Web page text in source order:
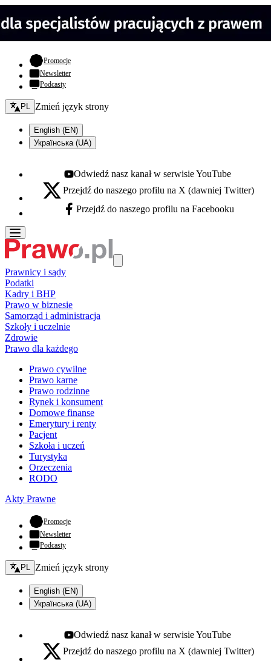
Promocje- otwiera się w nowej karcie
Newsletter
Podcasty
Zmień język - bieżący:
PL Zmień język strony
English (EN)
Українська (UA)
Youtube - otwiera się w nowej karcie
Odwiedź nasz kanał w serwisie YouTube
X - otwiera się w nowej karcie
Przejdź do naszego profilu na X (dawniej Twitter)
Facebook - otwiera się w nowej karcie
Przejdź do naszego profilu na Facebooku
Prawnicy i sądy
Podatki
Kadry i BHP
Prawo w biznesie
Samorząd i administracja
Szkoły i uczelnie
Zdrowie
Prawo dla każdego
Prawo cywilne
Prawo karne
Prawo rodzinne
Rynek i konsument
Domowe finanse
Emerytury i renty
Pacjent
Szkoła i uczeń
Turystyka
Orzeczenia
RODO
Akty Prawne
Promocje- otwiera się w nowej karcie
Newsletter
Podcasty
Zmień język - bieżący:
PL Zmień język strony
English (EN)
Українська (UA)
Youtube - otwiera się w nowej karcie
Odwiedź nasz kanał w serwisie YouTube
X - otwiera się w nowej karcie
Przejdź do naszego profilu na X (dawniej Twitter)